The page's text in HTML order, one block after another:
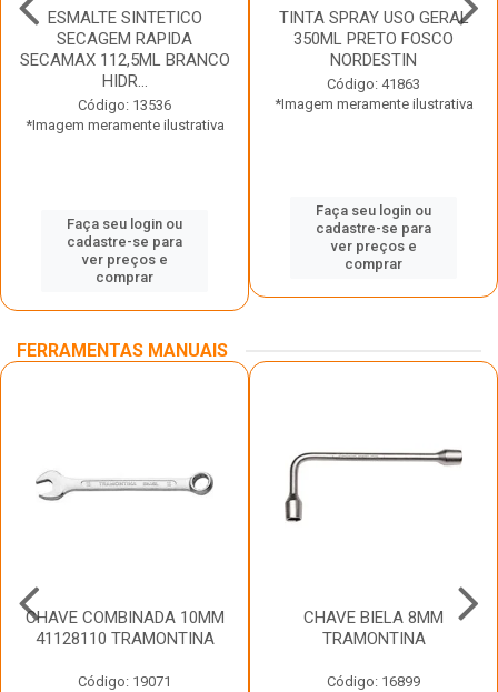
ESMALTE SINTETICO
SECAGEM RAPIDA
SECAMAX 112,5ML BRANCO
HIDR...
Código: 13536
*Imagem meramente ilustrativa
Faça seu login ou
cadastre-se para
ver preços e
comprar
TINTA SPRAY USO GERAL
350ML PRETO FOSCO
NORDESTIN
Código: 41863
*Imagem meramente ilustrativa
Faça seu login ou
cadastre-se para
ver preços e
comprar
FERRAMENTAS MANUAIS
CHAVE COMBINADA 10MM
41128110 TRAMONTINA
Código: 19071
CHAVE BIELA 8MM
TRAMONTINA
Código: 16899